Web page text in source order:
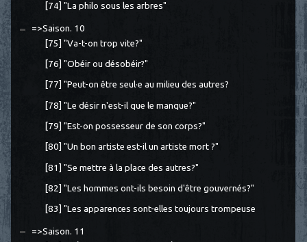
[74] "La philo sous les arbres"
=>Saison. 10
[75] "Va-t-on trop vite?"
[76] "Obéir ou désobéir?"
[77] "Peut-on être seul·e au milieu des autres?
[78] "Le désir n'est-il que le manque?"
[79] "Est-on possesseur de son corps?"
[80] "Un bon artiste est-il un artiste mort ?"
[81] "Se mettre à la place des autres?"
[82] "Les hommes ont-ils besoin d'être gouvernés?"
[83] "Les apparences sont-elles toujours trompeuse
=>Saison. 11